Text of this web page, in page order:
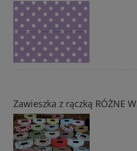
Zawieszka z rączką RÓŻNE